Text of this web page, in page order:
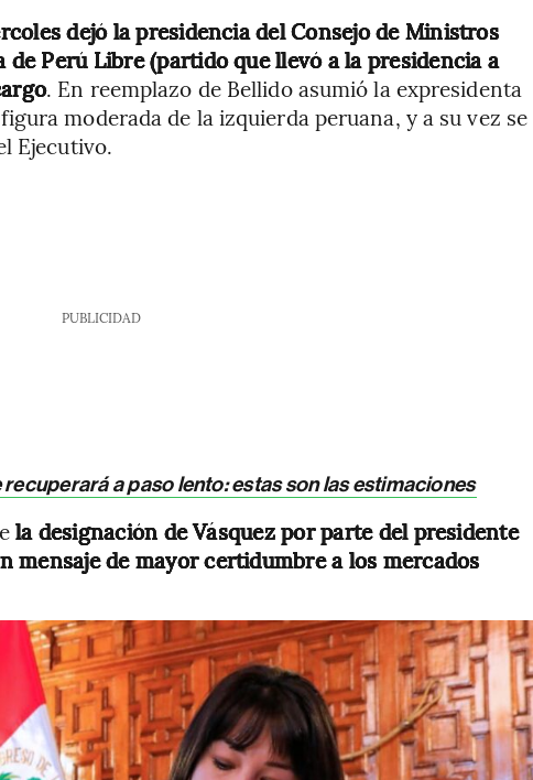
dejó la presidencia del Consejo de Ministros
Perú Libre (partido que llevó a la presidencia a
. En reemplazo de Bellido asumió la expresidenta
moderada de la izquierda peruana, y a su vez se
Ejecutivo.
PUBLICIDAD
a paso lento: estas son las estimaciones
la designación de Vásquez por parte del presidente
mensaje de mayor certidumbre a los mercados